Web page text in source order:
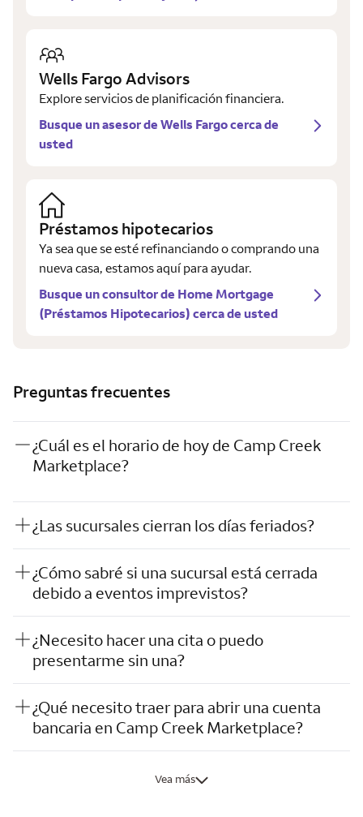
Wells Fargo Advisors
Explore servicios de planificación financiera.
Busque un asesor de Wells Fargo cerca de
usted
Préstamos hipotecarios
Ya sea que se esté refinanciando o comprando una
nueva casa, estamos aquí para ayudar.
Busque un consultor de Home Mortgage
(Préstamos Hipotecarios) cerca de usted
Preguntas frecuentes
¿Cuál es el horario de hoy de Camp Creek
Marketplace?
¿Las sucursales cierran los días feriados?
¿Cómo sabré si una sucursal está cerrada
debido a eventos imprevistos?
¿Necesito hacer una cita o puedo
presentarme sin una?
¿Qué necesito traer para abrir una cuenta
bancaria en Camp Creek Marketplace?
Vea más